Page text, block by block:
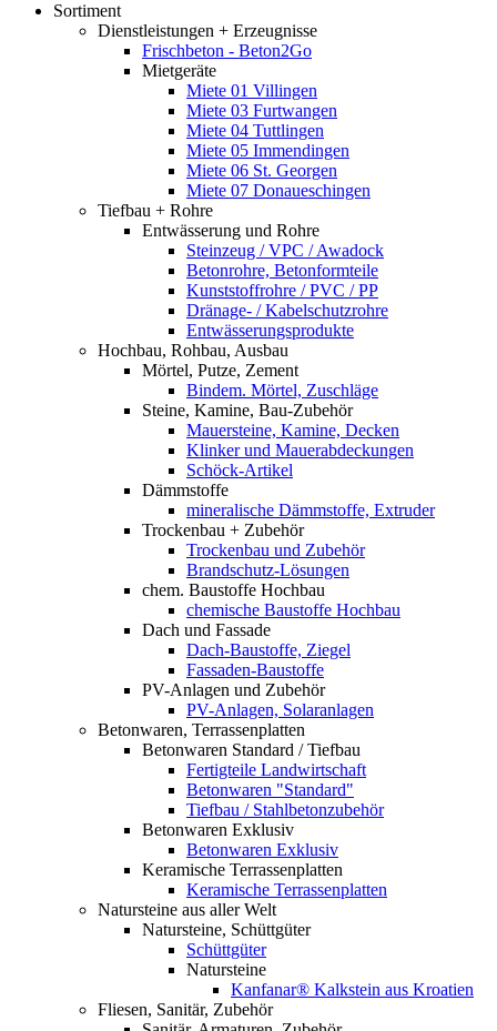
Sortiment
Dienstleistungen + Erzeugnisse
Frischbeton - Beton2Go
Mietgeräte
Miete 01 Villingen
Miete 03 Furtwangen
Miete 04 Tuttlingen
Miete 05 Immendingen
Miete 06 St. Georgen
Miete 07 Donaueschingen
Tiefbau + Rohre
Entwässerung und Rohre
Steinzeug / VPC / Awadock
Betonrohre, Betonformteile
Kunststoffrohre / PVC / PP
Dränage- / Kabelschutzrohre
Entwässerungsprodukte
Hochbau, Rohbau, Ausbau
Mörtel, Putze, Zement
Bindem. Mörtel, Zuschläge
Steine, Kamine, Bau-Zubehör
Mauersteine, Kamine, Decken
Klinker und Mauerabdeckungen
Schöck-Artikel
Dämmstoffe
mineralische Dämmstoffe, Extruder
Trockenbau + Zubehör
Trockenbau und Zubehör
Brandschutz-Lösungen
chem. Baustoffe Hochbau
chemische Baustoffe Hochbau
Dach und Fassade
Dach-Baustoffe, Ziegel
Fassaden-Baustoffe
PV-Anlagen und Zubehör
PV-Anlagen, Solaranlagen
Betonwaren, Terrassenplatten
Betonwaren Standard / Tiefbau
Fertigteile Landwirtschaft
Betonwaren "Standard"
Tiefbau / Stahlbetonzubehör
Betonwaren Exklusiv
Betonwaren Exklusiv
Keramische Terrassenplatten
Keramische Terrassenplatten
Natursteine aus aller Welt
Natursteine, Schüttgüter
Schüttgüter
Natursteine
Kanfanar® Kalkstein aus Kroatien
Fliesen, Sanitär, Zubehör